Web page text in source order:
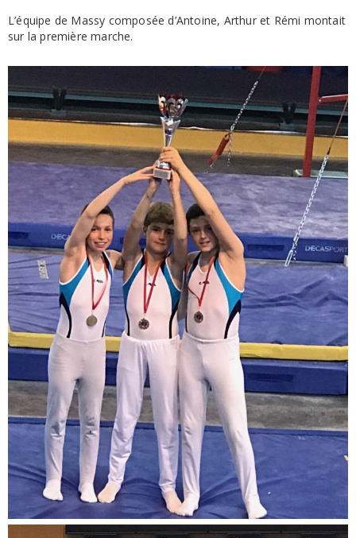
L’équipe de Massy composée d’Antoine, Arthur et Rémi montait
sur la première marche.